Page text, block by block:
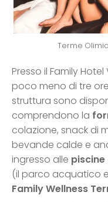
Terme
Presso il Family
poco meno di tre
struttura sono
comprendono la
colazione, snack di
bevande calde e
ingresso alle piscine
(il parco acquatico
Family Wellness